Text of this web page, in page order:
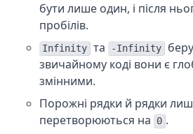
бути лише один, і після
пробілів.
Infinity та -Infinity
звичайному коді вони є
змінними.
Порожні рядки й рядки
перетворюються на
0 .